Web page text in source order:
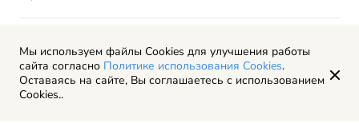
права
Пользовательское соглашение
Политика обработки персональных данных
Рекламодателям
Мы используем файлы Cookies для улучшения работы
сайта согласно Политике использования Cookies.
Оставаясь на сайте, Вы соглашаетесь с использованием
Cookies..